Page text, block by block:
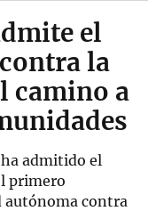
el
la
camino a
admitido el
primero
autónoma contra